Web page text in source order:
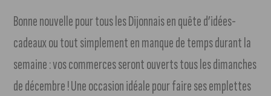
Bonne nouvelle pour tous les Dijonnais en quête d’idées-
cadeaux ou tout simplement en manque de temps durant la
semaine : vos commerces seront ouverts tous les dimanches
de décembre ! Une occasion idéale pour faire ses emplettes